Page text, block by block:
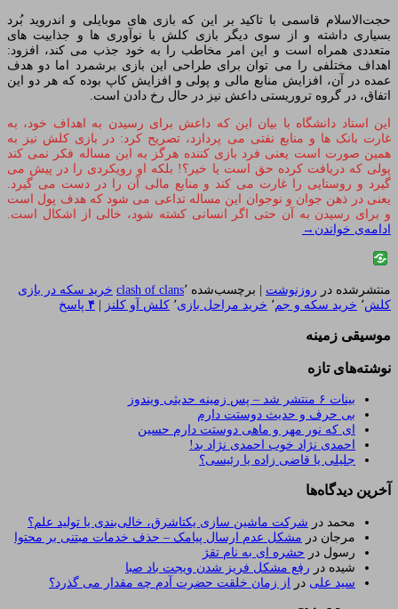
حجت‌الاسلام قاسمی با تاکید بر این که بازی های موبایلی و اندروید بُرد
بسیاری داشته و از سوی دیگر بازی کلش با نوآوری ها و جذابیت های
متعددی همراه است و این امر مخاطب را به خود جذب می کند، افزود:
اهداف مختلفی را می توان برای طراحی این بازی برشمرد اما دو هدف
عمده در آن، افزایش منابع مالی و پولی و افزایش کاپ بوده که هر دو این
اتفاق، در گروه تروریستی داعش نیز در حال رخ دادن است.
این استاد دانشگاه با بیان این که داعش برای رسیدن به اهداف خود، به
غارت بانک ها و منابع نفتی می پردازد، تصریح کرد: در بازی کلش نیز به
همین صورت است یعنی فرد بازی کننده هرگز به این مساله فکر نمی کند
پولی که دریافت کرده حق است یا خیر؟! بلکه او رویکردی را در پیش می
گیرد و روستایی را غارت می کند و منابع مالی آن را در دست می گیرد.
یعنی در ذهن جوان و نوجوان این مساله تداعی می شود که هدف پول است
و برای رسیدن به آن حتی اگر انسانی کشته شود، خالی از اشکال است.
ادامه‌ی خواندن →
منتشرشده در روزنوشت برچسب‌شده clash of clans٬
خرید سکه در بازی
کلش٬ خرید سکه و جم٬ خرید مراحل بازی٬ کلش آو کلنز ۴ پاسخ
موسیقی زمینه
نوشته‌های تازه
بینات ۶ منتشر شد – پس زمینه حدیثی ویندوز
بی حرف و حدیث دوستت دارم
ای که نور مهر و ماهی دوستت دارم حسین
احمدی نژاد خوب احمدی نژاد بد!
جلیلی یا قاضی زاده یا رئیسی؟
آخرین دیدگاه‌ها
محمد در شرکت ماشین سازی یکتاشرق، خالی‌بندی یا تولید علم؟
مرجان در مشکل عدم ارسال پیامک – حذف خدمات مبتنی بر محتوا
رسول در حشره ای به نام تقژ
شیده در رفع مشکل فریز شدن ویجت باد صبا
سید علی در از زمان خلقت حضرت آدم چه مقدار می گذرد؟